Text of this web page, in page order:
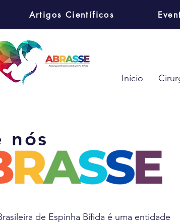
Artigos Científicos
Início
nós
de Espinha Bífida é uma entidade